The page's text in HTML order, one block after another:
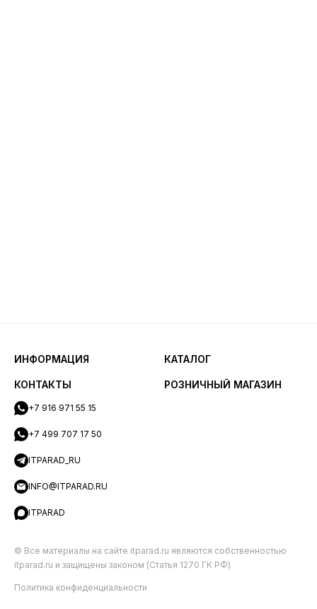
ИНФОРМАЦИЯ КАТАЛОГ
КОНТАКТЫ
+7 916 971 55 15
+7 499 707 17 50
ITPARAD_RU
INFO@ITPARAD.RU
ITPARAD
РОЗНИЧНЫЙ МАГАЗИН
© Все материалы на сайте itparad.ru являются собственностью
itparad.ru и защищены законом (Статья 1270 ГК РФ)
Политика конфиденциальности